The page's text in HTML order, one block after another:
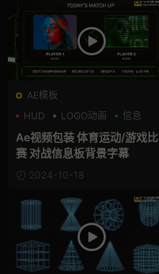
AE模板
HUD
LOGO动画 信息
Ae视频包装 体育运动/游戏比
赛 对战信息板背景字幕
2024-10-18